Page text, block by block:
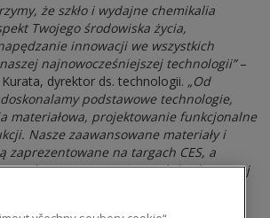
że szkło i wydajne chemikalia
Twojego środowiska życia,
innowacji we wszystkich
najnowocześniejszej technologii”–
dyrektor ds. technologii. „Od
podstawowe technologie,
materiałowa, projektowanie funkcjonalne
Nasze zaawansowane materiały i
zaprezentowane na targach CES, a
innowacji w mobilności nowej